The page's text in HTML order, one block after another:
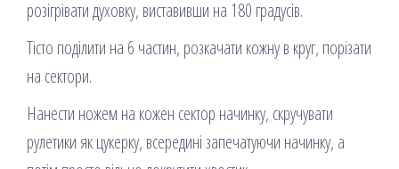
розігрівати духовку, виставивши на 180 градусів.
Тісто поділити на 6 частин, розкачати кожну в круг, порізати
на сектори.
Нанести ножем на кожен сектор начинку, скручувати
рулетики як цукерку, всередині запечатуючи начинку, а